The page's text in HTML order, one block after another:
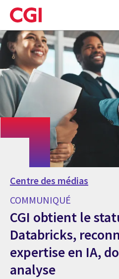
Skip
to
main
content
Centre des médias
COMMUNIQUÉ
CGI obtient le
Databricks,
expertise en IA,
analyse